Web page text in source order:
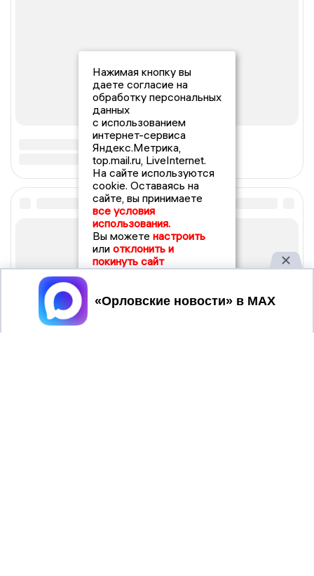
Нажимая кнопку вы
даете согласие на
обработку персональных
данных
с использованием
интернет-сервиса
Яндекс.Метрика,
top.mail.ru, LiveInternet.
На сайте используются
cookie. Оставаясь на
сайте, вы принимаете
все условия
использования.
Вы можете настроить
или отклонить и
покинуть сайт
Принять